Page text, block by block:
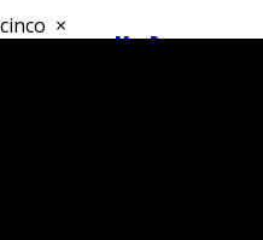
M – P
cinco ×